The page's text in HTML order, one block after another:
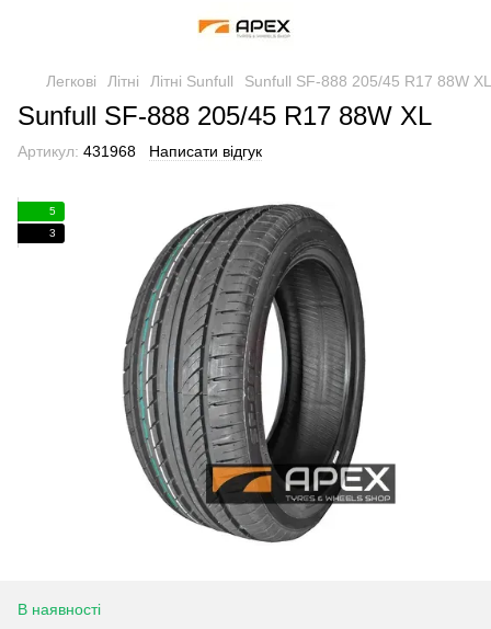
Легкові Літні Літні Sunfull Sunfull SF-888 205/45 R17 88W XL
Sunfull SF-888 205/45 R17 88W XL
Артикул: 431968 Написати відгук
5
3
В наявності